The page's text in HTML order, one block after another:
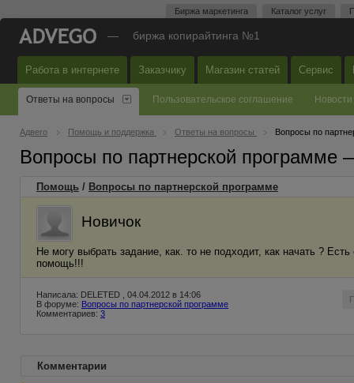
Биржа маркетинга Каталог услуг
— биржа копирайтинга №1
Работа в интернете Заказчику Магазин статей Сервис
Ответы на вопросы Пользовательское соглашение Новости
Адвего Помощь и поддержка Ответы на вопросы Вопросы по
Вопросы по партнерской
Помощь / Вопросы по партнерской программе
Новичок
Не могу выбрать задание, как. то не подходит, как начать ?
помощь!!!
Написала: DELETED , 04.04.2012 в 14:06
В форуме: Вопросы по партнерской программе
Комментариев: 3
Комментарии